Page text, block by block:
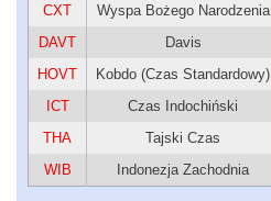
CXT
Wyspa Bożego Narodzenia
DAVT
Davis
HOVT
Kobdo (Czas Standardowy)
ICT
Czas Indochiński
THA
Tajski Czas
WIB
Indonezja Zachodnia